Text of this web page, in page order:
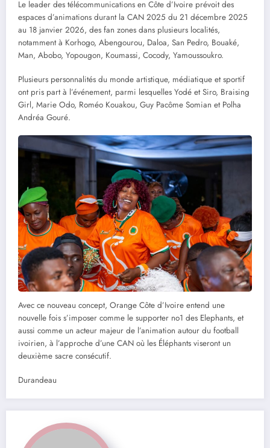
Le leader des télécommunications en Côte d’Ivoire prévoit des
espaces d’animations durant la CAN 2025 du 21 décembre 2025
au 18 janvier 2026, des fan zones dans plusieurs localités,
notamment à Korhogo, Abengourou, Daloa, San Pedro, Bouaké,
Man, Abobo, Yopougon, Koumassi, Cocody, Yamoussoukro.
Plusieurs personnalités du monde artistique, médiatique et sportif
ont pris part à l’événement, parmi lesquelles Yodé et Siro, Braising
Girl, Marie Odo, Roméo Kouakou, Guy Pacôme Somian et Polha
Andréa Gouré.
Avec ce nouveau concept, Orange Côte d’Ivoire entend une
nouvelle fois s’imposer comme le supporter no1 des Elephants, et
aussi comme un acteur majeur de l’animation autour du football
ivoirien, à l’approche d’une CAN où les Éléphants viseront un
deuxième sacre consécutif.
Durandeau